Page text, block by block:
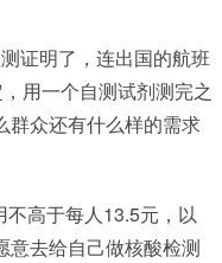
证明了，连出国的航班
用一个自测试剂测完之
群众还有什么样的需求
高于每人13.5元，以
意去给自己做核酸检测